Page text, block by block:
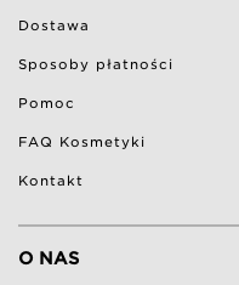
Dostawa
Sposoby płatności
Pomoc
FAQ Kosmetyki
Kontakt
O NAS